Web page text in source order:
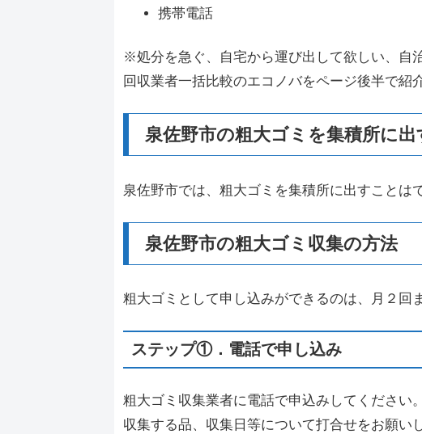
携帯電話
※処分を急ぐ、自宅から運び出して欲しい、自
回収業者一括比較のエコノバをページ後半で紹
泉佐野市の粗大ゴミを集積所に出
泉佐野市では、粗大ゴミを集積所に出すことは
泉佐野市の粗大ゴミ収集の方法
粗大ゴミとして申し込みができるのは、月２回
ステップ①．電話で申し込み
粗大ゴミ収集業者に電話で申込みしてください。
収集する品、収集日等について打合せをお願い